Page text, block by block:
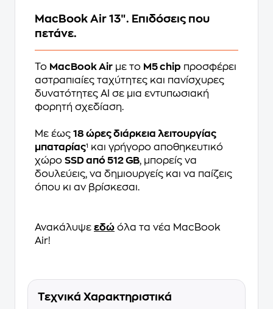
MacBook Air 13″. Επιδόσεις που
πετάνε.
To MacBook Air με το M5 chip προσφέρει
αστραπιαίες ταχύτητες και πανίσχυρες
δυνατότητες ΑΙ σε μια εντυπωσιακή
φορητή σχεδίαση.
Με έως 18 ώρες διάρκεια λειτουργίας
μπαταρίας¹ και γρήγορο αποθηκευτικό
χώρο SSD από 512 GB, μπορείς να
δουλεύεις, να δημιουργείς και να παίζεις
όπου κι αν βρίσκεσαι.
Ανακάλυψε εδώ όλα τα νέα MacBook
Air!
Τεχνικά Χαρακτηριστικά